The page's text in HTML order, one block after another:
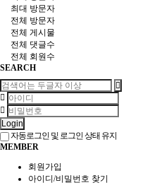
최대 방문자
전체 방문자
전체 게시물
전체 댓글수
전체 회원수
SEARCH
Login
자동로그인 및 로그인 상태 유지
MEMBER
회원가입
아이디/비밀번호 찾기